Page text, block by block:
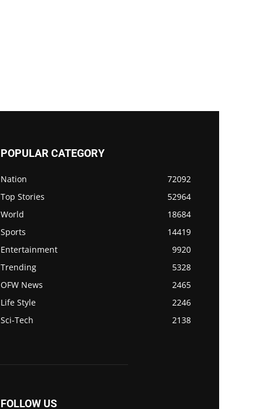
POPULAR CATEGORY
Nation
72092
Top Stories
52964
World
18684
Sports
14419
Entertainment
9920
Trending
5328
OFW News
2465
Life Style
2246
Sci-Tech
2138
FOLLOW US